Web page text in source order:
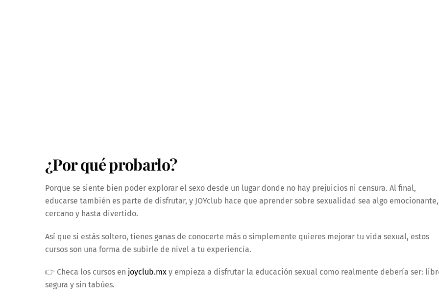
¿Por qué probarlo?
Porque se siente bien poder explorar el sexo desde un lugar donde no hay prejuicios ni censura. Al final,
educarse también es parte de disfrutar, y JOYclub hace que aprender sobre sexualidad sea algo emocionante,
cercano y hasta divertido.
Así que si estás soltero, tienes ganas de conocerte más o simplemente quieres mejorar tu vida sexual, estos
cursos son una forma de subirle de nivel a tu experiencia.
👉 Checa los cursos en joyclub.mx y empieza a disfrutar la educación sexual como realmente debería ser:
segura y sin tabúes.